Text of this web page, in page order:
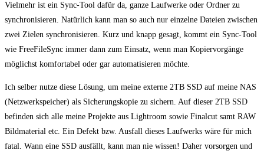
Vielmehr ist ein Sync-Tool dafür da, ganze Laufwerke oder Ordner zu
synchronisieren. Natürlich kann man so auch nur einzelne Dateien zwischen
zwei Zielen synchronisieren. Kurz und knapp gesagt, kommt ein Sync-Tool
wie FreeFileSync immer dann zum Einsatz, wenn man Kopiervorgänge
möglichst komfortabel oder gar automatisieren möchte.
Ich selber nutze diese Lösung, um meine externe 2TB SSD auf meine NAS
(Netzwerkspeicher) als Sicherungskopie zu sichern. Auf dieser 2TB SSD
befinden sich alle meine Projekte aus Lightroom sowie Finalcut samt RAW
Bildmaterial etc. Ein Defekt bzw. Ausfall dieses Laufwerks wäre für mich
fatal. Wann eine SSD ausfällt, kann man nie wissen! Daher vorsorgen und